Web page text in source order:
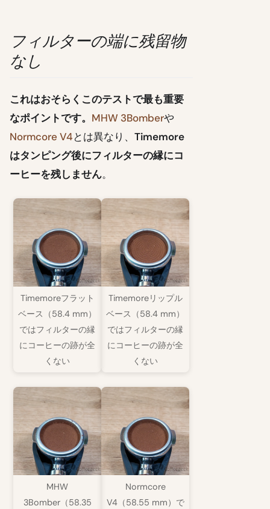
フィルターの端に残留物
なし
これはおそらくこのテストで最も重要
なポイントです。 MHW 3Bomberや
Normcore V4とは異なり、 Timemore
はタンピング後にフィルターの縁にコ
ーヒーを残しません。
Timemoreフラット
ベース（58.4 mm）
ではフィルターの縁
にコーヒーの跡が全
くない
Timemoreリップル
ベース（58.4 mm）
ではフィルターの縁
にコーヒーの跡が全
くない
MHW
3Bomber（58.35
Normcore
V4（58.55 mm）で